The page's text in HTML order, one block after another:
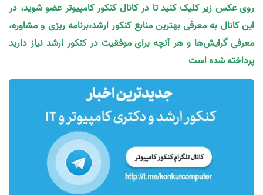
روی عکس زیر کلیک کنید تا در کانال کنکور کامپیوتر عضو شوید، در
این کانال به معرفی بهترین منابع کنکور ارشد،برنامه ریزی و مشاوره،
معرفی گرایش‌ها و هر آنچه برای موفقیت در کنکور ارشد نیاز دارید
پرداخته شده است